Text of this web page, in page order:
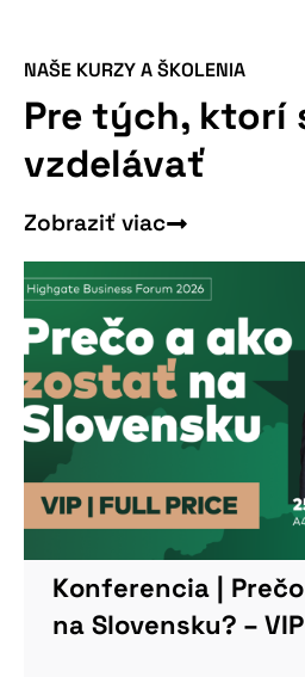
NAŠE KURZY A ŠKOLENIA
Pre tých, ktorí
vzdelávať
Zobraziť viac
Konferencia |
na Slovensku? – VIP
Viac